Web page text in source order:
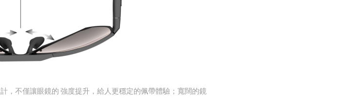
，不僅讓眼鏡的 強度提升，給人更穩定的佩帶體驗；寬闊的鏡